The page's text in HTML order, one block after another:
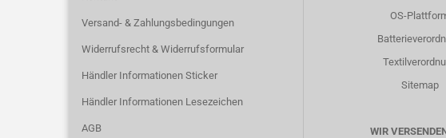
Versand- & Zahlungsbedingungen
Widerrufsrecht & Widerrufsformular
Händler Informationen Sticker
Händler Informationen Lesezeichen
AGB
OS-
Sitemap
WIR